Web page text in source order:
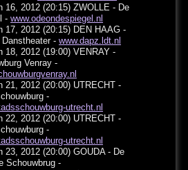
16, 2012 (20:15) ZWOLLE - De
-www.odeondespiegel.nl
17, 2012 (20:15) DEN HAAG -
Danstheater -www.dapz.ldt.nl
18, 2012 (19:00) VENRAY -
Venray -
21, 2012 (20:00) UTRECHT -
-
utrecht.nl
22, 2012 (20:00) UTRECHT -
-
utrecht.nl
23, 2012 (20:00) GOUDA - De
Schouwbrug -